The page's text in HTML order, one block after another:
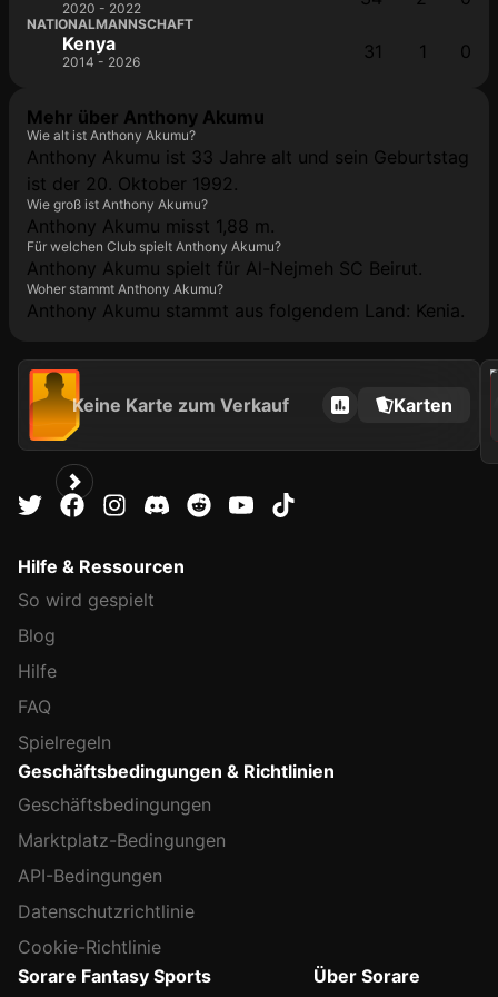
2020 - 2022
NATIONALMANNSCHAFT
Kenya
2014 - 2026 31 1 0
Mehr über Anthony Akumu
Wie alt ist Anthony Akumu?
Anthony Akumu ist 33 Jahre alt und sein Geburtstag
ist der 20. Oktober 1992.
Wie groß ist Anthony Akumu?
Anthony Akumu misst 1,88 m.
Für welchen Club spielt Anthony Akumu?
Anthony Akumu spielt für Al-Nejmeh SC Beirut.
Woher stammt Anthony Akumu?
Anthony Akumu stammt aus folgendem Land: Kenia.
Keine Karte zum Verkauf Karten
2023
Hilfe & Ressourcen
So wird gespielt
Blog
Hilfe
FAQ
Spielregeln
Geschäftsbedingungen & Richtlinien
Geschäftsbedingungen
Marktplatz-Bedingungen
API-Bedingungen
Datenschutzrichtlinie
Cookie-Richtlinie
Sorare Fantasy Sports
Über Sorare